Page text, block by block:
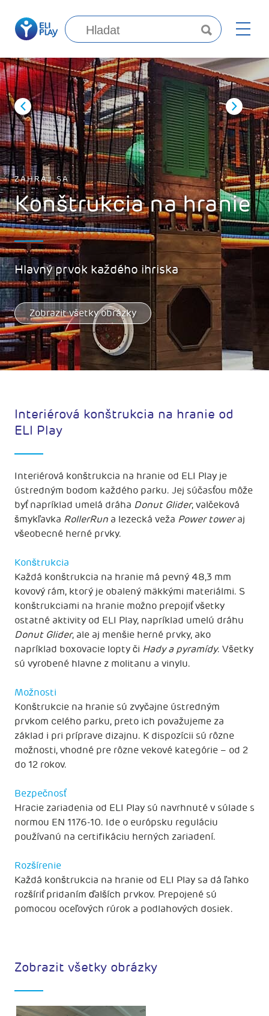
ZAHRAJ SA
Konštrukcia na hranie
Hlavný prvok každého ihriska
Zobrazit všetky obrázky
Interiérová konštrukcia na hranie od
ELI Play
Interiérová konštrukcia na hranie od ELI Play je
ústredným bodom každého parku. Jej súčasťou môže
byť napríklad umelá dráha Donut Glider, valčeková
šmykľavka RollerRun a lezecká veža Power toweraj
všeobecné herné prvky.
Konštrukcia
Každá konštrukcia na hranie má pevný 48,3 mm
kovový rám, ktorý je obalený mäkkými materiálmi. S
konštrukciami na hranie možno prepojiť všetky
ostatné aktivity od ELI Play, napríklad umelú dráhu
Donut Glider, ale aj menšie herné prvky, ako
napríklad boxovacie lopty či Hady a pyramídy. Všetky
sú vyrobené hlavne z molitanu a vinylu.
Možnosti
Konštrukcie na hranie sú zvyčajne ústredným
prvkom celého parku, preto ich považujeme za
základ i pri príprave dizajnu. K dispozícii sú rôzne
možnosti, vhodné pre rôzne vekové kategórie – od 2
do 12 rokov.
Bezpečnosť
Hracie zariadenia od ELI Play sú navrhnuté v súlade s
normou EN 1176-10. Ide o európsku reguláciu
používanú na certifikáciu herných zariadení.
Rozšírenie
Každá konštrukcia na hranie od ELI Play sa dá ľahko
rozšíriť pridaním ďalších prvkov. Prepojené sú
pomocou oceľových rúrok a podlahových dosiek.
Zobrazit všetky obrázky